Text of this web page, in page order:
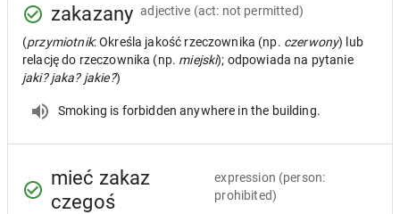
zakazany adjective (act: not permitted)
(przymiotnik: Określa jakość rzeczownika (np. czerwony) lub
relację do rzeczownika (np. miejski); odpowiada na pytanie
jaki? jaka? jakie?)
Smoking is forbidden anywhere in the building.
mieć zakaz
czegoś
expression (person:
prohibited)